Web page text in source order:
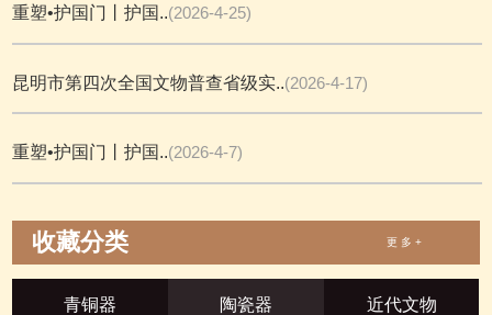
重塑•护国门丨护国..(2026-4-25)
昆明市第四次全国文物普查省级实..(2026-4-17)
重塑•护国门丨护国..(2026-4-7)
收藏分类 更 多 +
青铜器 陶瓷器 近代文物